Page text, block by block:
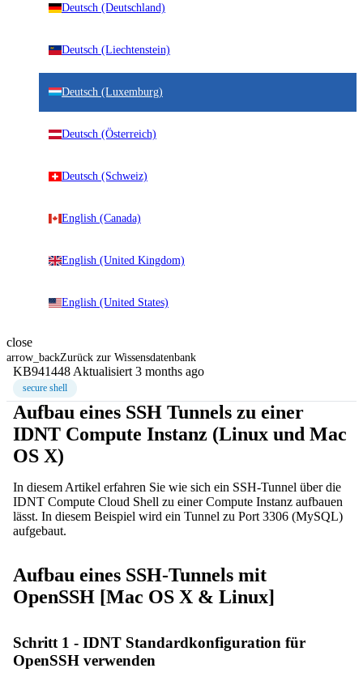
Deutsch (Deutschland)
Deutsch (Liechtenstein)
Deutsch (Luxemburg)
Deutsch (Österreich)
Deutsch (Schweiz)
English (Canada)
English (United Kingdom)
English (United States)
close
arrow_backZurück zur Wissensdatenbank
KB941448 Aktualisiert 3 months ago
secure shell
Aufbau eines SSH Tunnels zu einer
IDNT Compute Instanz (Linux und Mac
OS X)
In diesem Artikel erfahren Sie wie sich ein SSH-Tunnel über die
IDNT Compute Cloud Shell zu einer Compute Instanz aufbauen
lässt. In diesem Beispiel wird ein Tunnel zu Port 3306 (MySQL)
aufgebaut.
Aufbau eines SSH-Tunnels mit
OpenSSH [Mac OS X & Linux]
Schritt 1 - IDNT Standardkonfiguration für
OpenSSH verwenden